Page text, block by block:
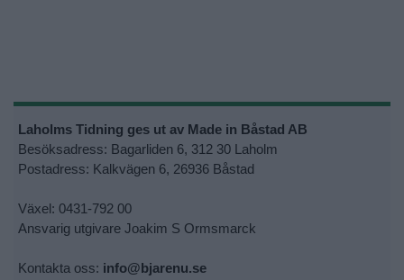
Laholms Tidning ges ut av Made in Båstad AB
Besöksadress: Bagarliden 6, 312 30 Laholm
Postadress: Kalkvägen 6, 26936 Båstad
Växel: 0431-792 00
Ansvarig utgivare Joakim S Ormsmarck
Kontakta oss: info@bjarenu.se